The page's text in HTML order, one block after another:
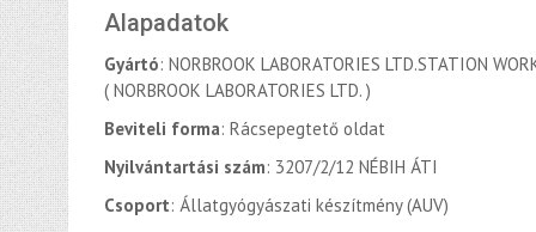
Alapadatok
Gyártó: NORBROOK LABORATORIES LTD.STATION
( NORBROOK LABORATORIES LTD. )
Beviteli forma: Rácsepegtető oldat
Nyilvántartási szám: 3207/2/12 NÉBIH ÁTI
Csoport: Állatgyógyászati készítmény (AUV)